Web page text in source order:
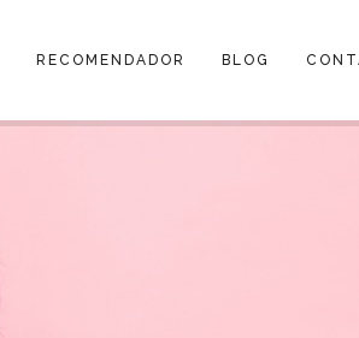
RECOMENDADOR BLOG